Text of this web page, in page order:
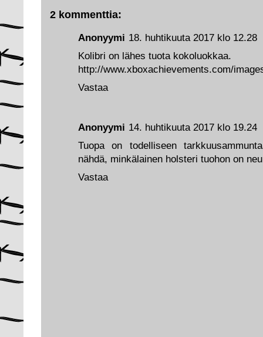
2 kommenttia:
Anonyymi 14. huhtikuuta 2017 klo 19.24
Tuopa on todelliseen
nähdä, minkälainen holsteri tuohon on
Vastaa
Anonyymi 18. huhtikuuta 2017 klo 12.28
Kolibri on lähes tuota kokoluokkaa.
http://www.xboxachievements.com/
Vastaa